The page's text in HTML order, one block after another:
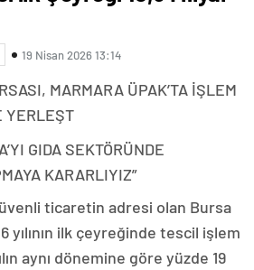
19 Nisan 2026 13:14
MARMARA ÜPAK’TA İŞLEM
YERLEŞT
GIDA SEKTÖRÜNDE
KARARLIYIZ”
ticaretin adresi olan Bursa
yılının ilk çeyreğinde tescil işlem
aynı dönemine göre yüzde 19